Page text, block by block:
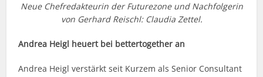
Neue Chefredakteurin der Futurezone und Nachfolgerin
von Gerhard Reischl: Claudia Zettel.
Andrea Heigl heuert bei bettertogether an
Andrea Heigl verstärkt seit Kurzem als Senior Consultant